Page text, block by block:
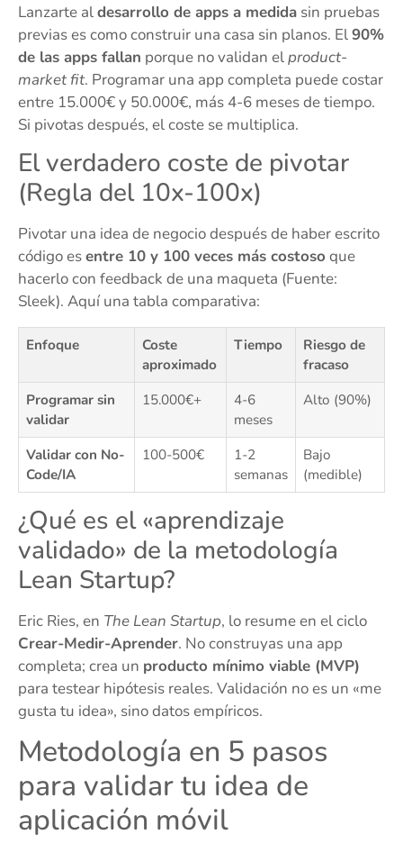
Lanzarte aldesarrollo de apps a medida sin pruebas
previas es como construir una casa sin planos. El90%
de las apps fallan porque no validan elproduct-
market fit. Programar una app completa puede costar
entre 15.000€ y 50.000€, más 4-6 meses de tiempo.
Si pivotas después, el coste se multiplica.
El verdadero coste de pivotar
(Regla del 10x-100x)
Pivotar una idea de negocio después de haber escrito
código esentre 10 y 100 veces más costoso que
hacerlo con feedback de una maqueta (Fuente:
Sleek). Aquí una tabla comparativa:
Enfoque
Coste
aproximado
Tiempo
Riesgo de
fracaso
Programar sin
validar
15.000€+
4-6
meses
Alto (90%)
Validar con No-
Code/IA
100-500€
1-2
semanas
Bajo
(medible)
¿Qué es el «aprendizaje
validado» de la metodología
Lean Startup?
Eric Ries, en The Lean Startup, lo resume en el ciclo
Crear-Medir-Aprender. No construyas una app
completa; crea un producto mínimo viable (MVP)
para testear hipótesis reales. Validación no es un «me
gusta tu idea», sino datos empíricos.
Metodología en 5 pasos
para validar tu idea de
aplicación móvil